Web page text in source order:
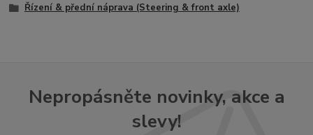
Řízení & přední náprava (Steering & front axle)
Nepropásněte novinky, akce a
slevy!